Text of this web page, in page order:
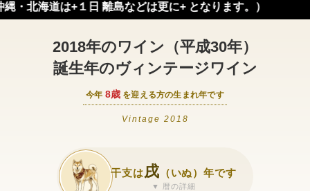
+１日 離島などは更に+ となります。）
2018年のワイン（平成30年）
誕生年のヴィンテージワイン
今年 8歳 を迎える方の生まれ年です
Vintage 2018
干支は戌 （いぬ）年です
▼ 暦の詳細